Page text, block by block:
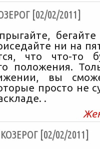
[02/02/2011]
ни на
что что-то
положения.
вы
просто не
.
[02/02/2011]